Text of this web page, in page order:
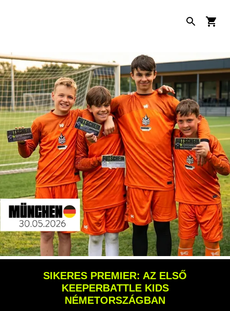
SIKERES PREMIER: AZ ELSŐ
KEEPERBATTLE KIDS
NÉMETORSZÁGBAN